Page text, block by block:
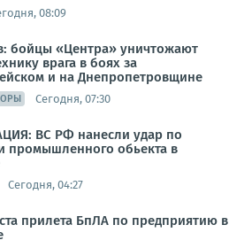
08:09
бойцы «Центра» уничтожают
врага в боях за
и на Днепропетровщине
Сегодня, 07:30
ВС РФ нанесли удар по
промышленного обьекта в
Сегодня, 04:27
прилета БпЛА по предприятию в